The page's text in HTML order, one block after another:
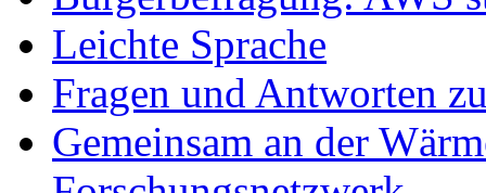
Leichte Sprache
Fragen und Antworten
Gemeinsam an der